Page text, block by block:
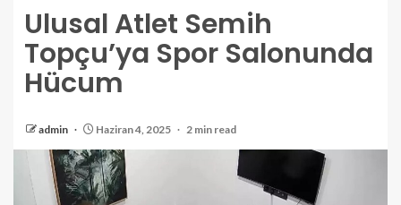
Ulusal Atlet Semih
Topçu’ya Spor Salonunda
Hücum
admin Haziran 4, 2025 2 min read